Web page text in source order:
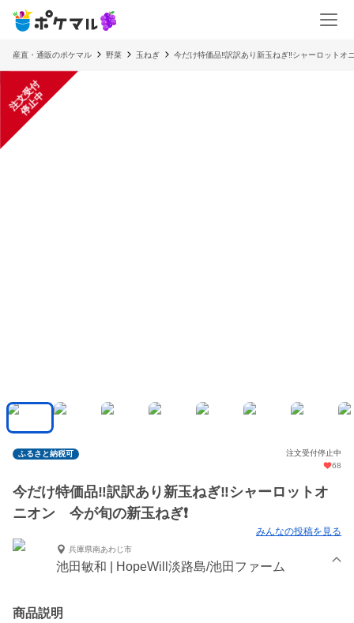
産直・通販のポケマル 野菜 玉ねぎ 今だけ特価品‼️訳訳あり新玉ねぎ‼️シャーロットオ
注
文
受
付
停
止
中
ふるさと納税可
注文受付停止中
68
今だけ特価品‼️訳訳あり新玉ねぎ‼️シャーロットオ
ニオン 今が旬の新玉ねぎ❗️
みんなの投稿を見る
兵庫県南あわじ市
池田敏和 | HopeWill淡路島/池田ファーム
商品説明